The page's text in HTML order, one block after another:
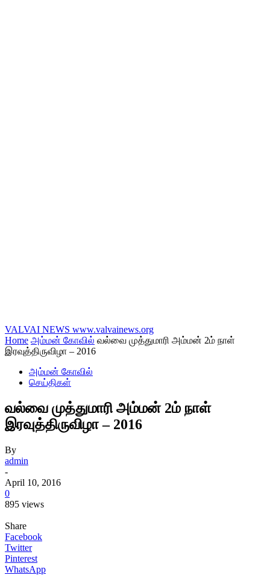
VALVAI NEWS www.valvainews.org
Home அம்மன் கோவில் வல்வை முத்துமாரி அம்மன் 2ம் நாள்
இரவுத்திருவிழா – 2016
அம்மன் கோவில்
செய்திகள்
வல்வை முத்துமாரி அம்மன் 2ம் நாள்
இரவுத்திருவிழா – 2016
By
admin
-
April 10, 2016
0
895 views
Share
Facebook
Twitter
Pinterest
WhatsApp